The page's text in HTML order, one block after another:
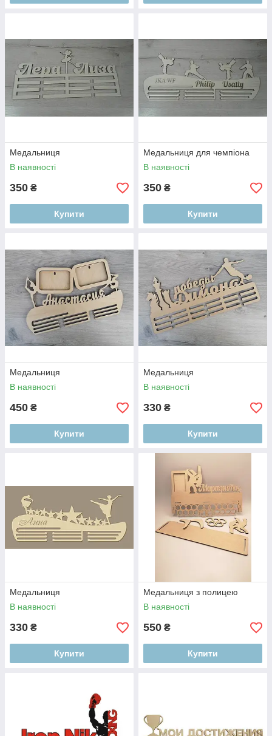
Медальниця
В наявності
350 ₴
Купити
Медальниця для чемпіона
В наявності
350 ₴
Купити
Медальниця
В наявності
450 ₴
Купити
Медальниця
В наявності
330 ₴
Купити
Медальниця
В наявності
330 ₴
Купити
Медальниця з полицею
В наявності
550 ₴
Купити